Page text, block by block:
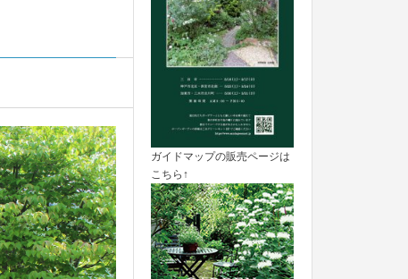
ガイドマップの販売ページは
こちら↑